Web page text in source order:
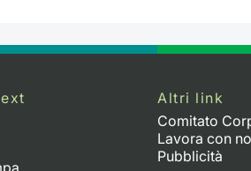
Altri link
Comitato
Lavora con
Pubblicità